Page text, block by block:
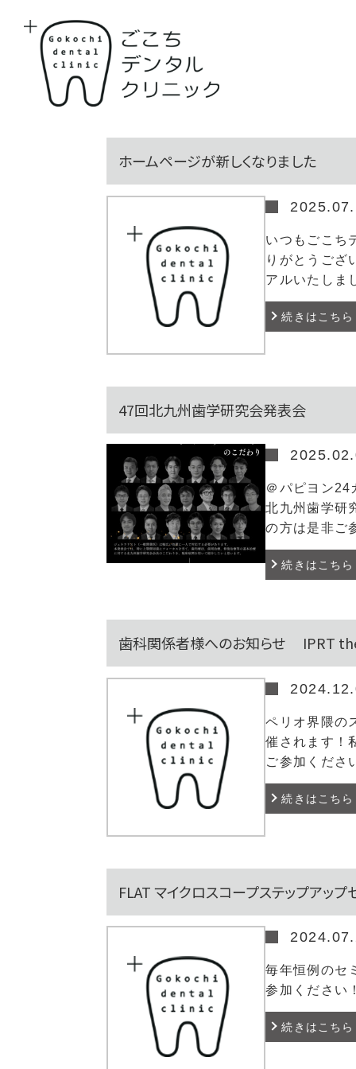
WEB予約
ホームページが新しくなりました
いつもごこち
りがとうござ
アルいたしま
続きはこちら
47回北九州歯学研究会発表会
＠パピヨン
北九州歯学研
の方は是非ご
続きはこちら
歯科関係者様へのお知らせ IPRT
ペリオ界隈の
催されます！
ご参加くださ
続きはこちら
FLAT マイクロスコープステップアッ
毎年恒例のセ
参加ください
続きはこちら